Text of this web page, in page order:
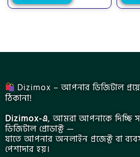
Dizimox – আপনার ডিজিটাল
ঠিকানা!
Dizimox-এ, আমরা আপনাকে দিচ্ছি
ডিজিটাল প্রোডাক্ট —
যাতে আপনার অনলাইন প্রজেক্ট বা
পেশাদার হয়।